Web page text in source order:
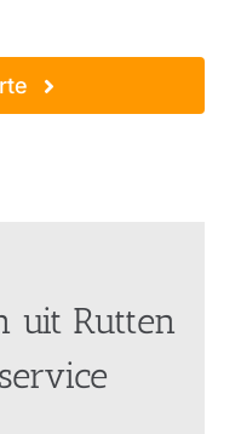
uit Rutten